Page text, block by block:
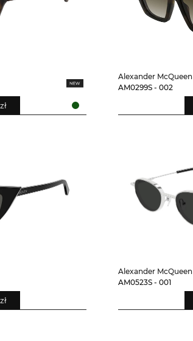
Alexander McQueen
AM0299S - 002
Alexander McQueen
AM0523S - 001